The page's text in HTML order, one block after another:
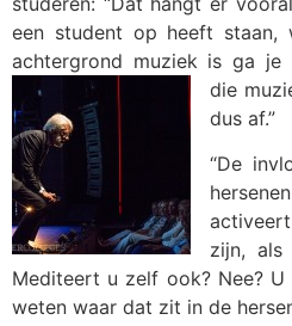
een student op heeft staan,
achtergrond muziek is ga je
die
dus af.”
“De
zijn, als
Mediteert u zelf ook? Nee?
weten waar dat zit in de